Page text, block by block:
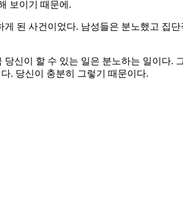
보이기 때문에.
된 사건이었다. 남성들은 분노했고 집
신이 할 수 있는 일은 분노하는 일이다.
. 당신이 충분히 그렇기 때문이다.